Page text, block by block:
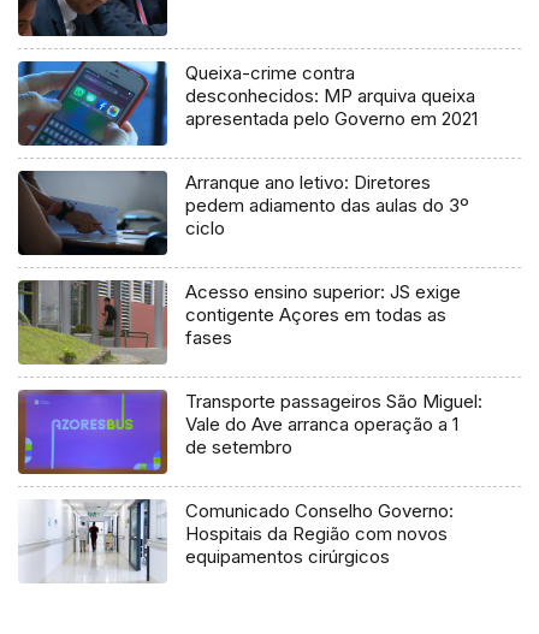
Queixa-crime contra
desconhecidos: MP arquiva queixa
apresentada pelo Governo em 2021
Arranque ano letivo: Diretores
pedem adiamento das aulas do 3º
ciclo
Acesso ensino superior: JS exige
contigente Açores em todas as
fases
Transporte passageiros São Miguel:
Vale do Ave arranca operação a 1
de setembro
Comunicado Conselho Governo:
Hospitais da Região com novos
equipamentos cirúrgicos